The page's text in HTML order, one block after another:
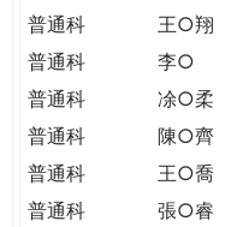
普通科
王○翔
普通科
李○
普通科
凃○柔
普通科
陳○齊
普通科
王○喬
普通科
張○睿